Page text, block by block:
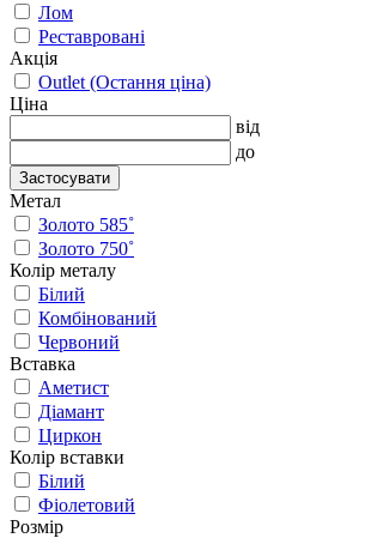
Лом
Реставровані
Акція
Outlet (Остання ціна)
Ціна
від
до
Застосувати
Метал
Золото 585˚
Золото 750˚
Колір металу
Білий
Комбінований
Червоний
Вставка
Аметист
Діамант
Циркон
Колір вставки
Білий
Фіолетовий
Розмір